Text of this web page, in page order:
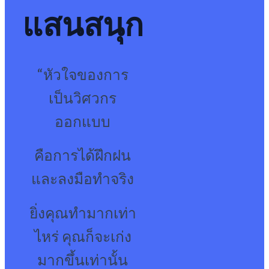
แสนสนุก
“หัวใจของการ
เป็นวิศวกร
ออกแบบ
คือการได้ฝึกฝน
และลงมือทำจริง
ยิ่งคุณทำมากเท่า
ไหร่ คุณก็จะเก่ง
มากขึ้นเท่านั้น